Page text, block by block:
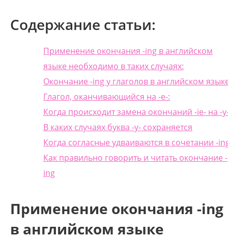
Содержание статьи:
Применение окончания -ing в английском
языке необходимо в таких случаях:
Окончание -ing у глаголов в английском
Глагол, оканчивающийся на -е-:
Когда происходит замена окончаний -ie- на -
В каких случаях буква -у- сохраняется
Когда согласные удваиваются в сочетании -
Как правильно говорить и читать окончание -
ing
Применение окончания -ing
в английском языке